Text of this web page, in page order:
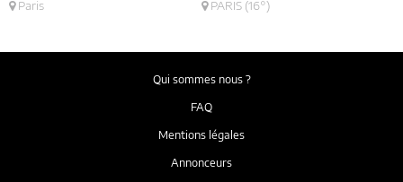
Paris PARIS (16°)
Qui sommes nous ?
FAQ
Mentions légales
Annonceurs